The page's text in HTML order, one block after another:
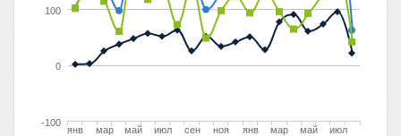
янв
мар
май
июл
сен
ноя
янв
мар
май
июл
0
100
-100